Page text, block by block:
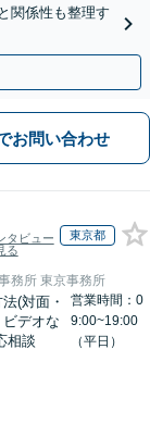
関係性も整理す
お問い合わせ
タビュー
る
東京都
務所 東京事務所
(対面・
ビデオな
相談
営業時間：0
9:00~19:00
（平日）